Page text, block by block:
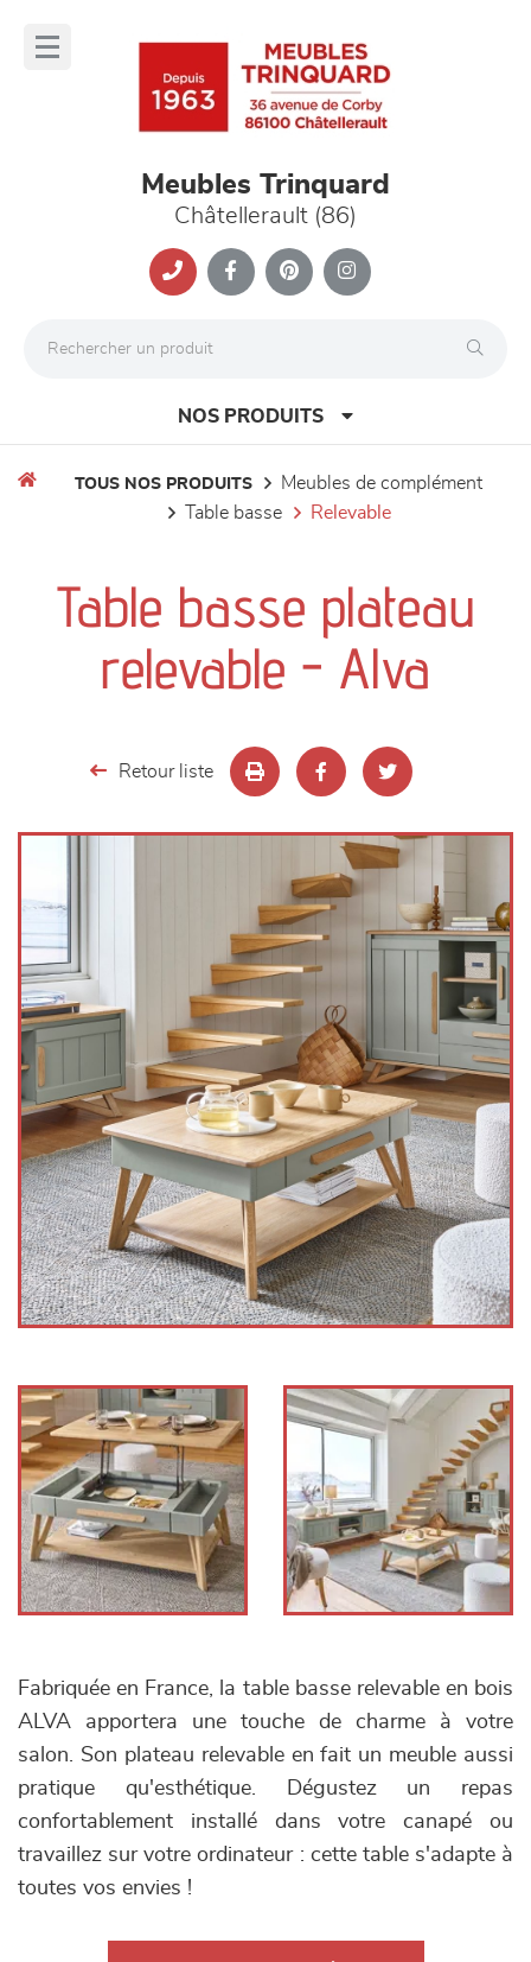
Meubles Trinquard
Châtellerault (86)
NOS PRODUITS
séjours
meubles de complément
TOUS NOS PRODUITS
meubles de complément
table basse
relevable
Table basse plateau
relevable - Alva
Retour liste
Fabriquée en France, la table basse relevable en bois
ALVA apportera une touche de charme à votre
salon. Son plateau relevable en fait un meuble aussi
pratique qu'esthétique. Dégustez un repas
confortablement installé dans votre canapé ou
travaillez sur votre ordinateur : cette table s'adapte à
toutes vos envies !